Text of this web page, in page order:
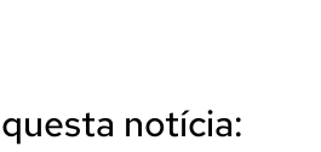
notícia: